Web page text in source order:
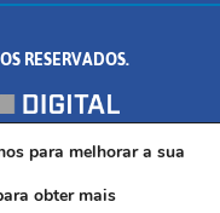
RESERVADOS.
FORMIGA/MG - CEP:
para melhorar a sua
obter mais